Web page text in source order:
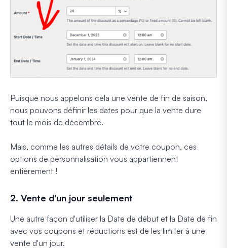
Puisque nous appelons cela une vente de fin de saison,
nous pouvons définir les dates pour que la vente dure
tout le mois de décembre.
Mais, comme les autres détails de votre coupon, ces
options de personnalisation vous appartiennent
entièrement !
2. Vente d'un jour seulement
Une autre façon d'utiliser la Date de début et la Date de fin
avec vos coupons et réductions est de les limiter à une
vente d'un jour.